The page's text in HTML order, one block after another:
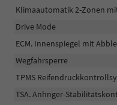
Klimaautomatik 2-Zonen
Drive Mode
ECM. Innenspiegel mit
Wegfahrsperre
TPMS
TSA. Anhnger-